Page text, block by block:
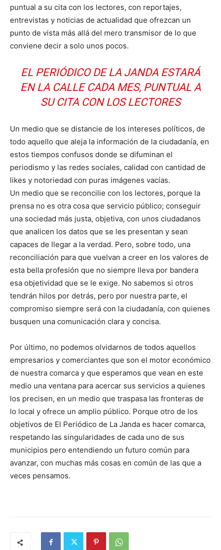
puntual a su cita con los lectores, con reportajes,
entrevistas y noticias de actualidad que ofrezcan un
punto de vista más allá del mero transmisor de lo que
conviene decir a solo unos pocos.
EL PERIÓDICO DE LA JANDA ESTARÁ
EN LA CALLE CADA MES, PUNTUAL A
SU CITA CON LOS LECTORES
Un medio que se distancie de los intereses políticos, de
todo aquello que aleja la información de la ciudadanía, en
estos tiempos confusos donde se difuminan el
periodismo y las redes sociales, calidad con cantidad de
likes y notoriedad con puras imágenes vacías.
Un medio que se reconcilie con los lectores, porque la
prensa no es otra cosa que servicio público; conseguir
una sociedad más justa, objetiva, con unos ciudadanos
que analicen los datos que se les presentan y sean
capaces de llegar a la verdad. Pero, sobre todo, una
reconciliación para que vuelvan a creer en los valores de
esta bella profesión que no siempre lleva por bandera
esa objetividad que se le exige. No sabemos si otros
tendrán hilos por detrás, pero por nuestra parte, el
compromiso siempre será con la ciudadanía, con quienes
busquen una comunicación clara y concisa.
Por último, no podemos olvidarnos de todos aquellos
empresarios y comerciantes que son el motor económico
de nuestra comarca y que esperamos que vean en este
medio una ventana para acercar sus servicios a quienes
los precisen, en un medio que traspasa las fronteras de
lo local y ofrece un amplio público. Porque otro de los
objetivos de El Periódico de La Janda es hacer comarca,
respetando las singularidades de cada uno de sus
municipios pero entendiendo un futuro común para
avanzar, con muchas más cosas en común de las que a
veces pensamos.